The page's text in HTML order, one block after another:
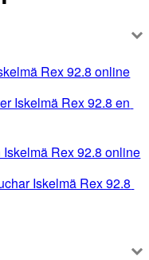
Rex 92.8 online
Iskelmä Rex 92.8 en
Iskelmä Rex 92.8 online
Iskelmä Rex 92.8